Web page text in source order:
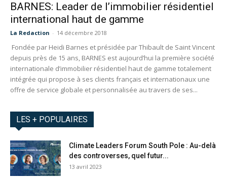
BARNES: Leader de l’immobilier résidentiel
international haut de gamme
La Redaction - 14 décembre 2018
Fondée par Heidi Barnes et présidée par Thibault de Saint Vincent
depuis près de 15 ans, BARNES est aujourd’hui la première société
internationale d’immobilier résidentiel haut de gamme totalement
intégrée qui propose à ses clients français et internationaux une
offre de service globale et personnalisée au travers de ses...
LES + POPULAIRES
Climate Leaders Forum South Pole : Au-delà
des controverses, quel futur...
13 avril 2023